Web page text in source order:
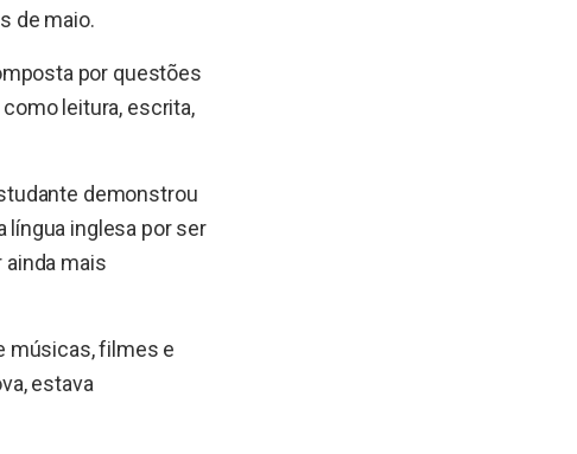
de maio.
por questões
leitura, escrita,
demonstrou
língua inglesa por ser
mais
músicas, filmes e
estava